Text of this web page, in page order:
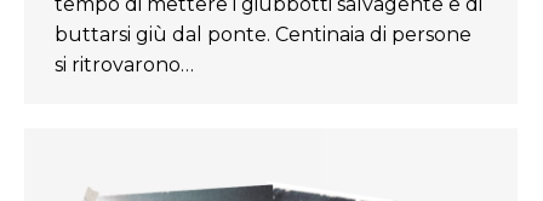
buttarsi giù dal ponte. Centinaia di persone
si ritrovarono…